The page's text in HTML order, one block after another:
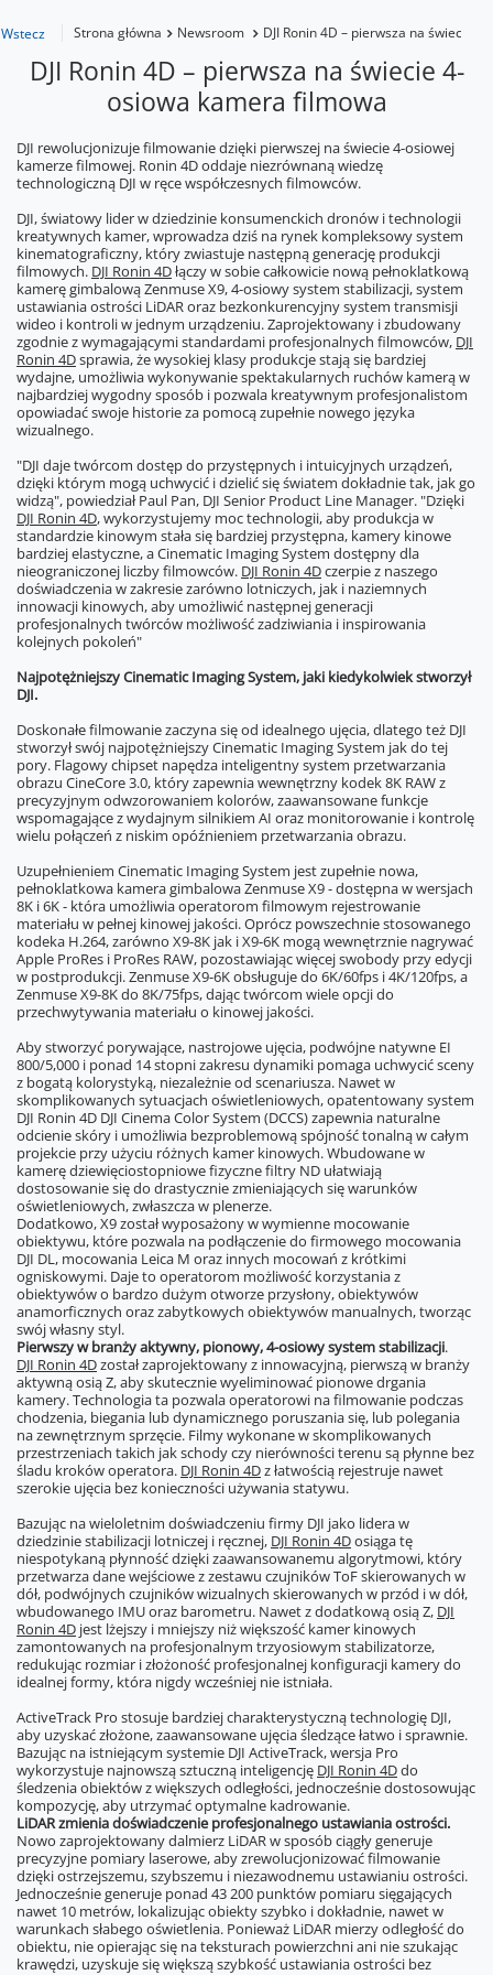
Wstecz Strona główna Newsroom DJI Ronin 4D – pierwsza na świecie
DJI Ronin 4D – pierwsza na świecie 4-
osiowa kamera filmowa
DJI rewolucjonizuje filmowanie dzięki pierwszej na świecie 4-osiowej
kamerze filmowej. Ronin 4D oddaje niezrównaną wiedzę
technologiczną DJI w ręce współczesnych filmowców.
DJI, światowy lider w dziedzinie konsumenckich dronów i technologii
kreatywnych kamer, wprowadza dziś na rynek kompleksowy system
kinematograficzny, który zwiastuje następną generację produkcji
filmowych. DJI Ronin 4Dłączy w sobie całkowicie nową pełnoklatkową
kamerę gimbalową Zenmuse X9, 4-osiowy system stabilizacji, system
ustawiania ostrości LiDAR oraz bezkonkurencyjny system transmisji
wideo i kontroli w jednym urządzeniu. Zaprojektowany i zbudowany
zgodnie z wymagającymi standardami profesjonalnych filmowców, DJI
Ronin 4Dsprawia, że wysokiej klasy produkcje stają się bardziej
wydajne, umożliwia wykonywanie spektakularnych ruchów kamerą w
najbardziej wygodny sposób i pozwala kreatywnym profesjonalistom
opowiadać swoje historie za pomocą zupełnie nowego języka
wizualnego.
"DJI daje twórcom dostęp do przystępnych i intuicyjnych urządzeń,
dzięki którym mogą uchwycić i dzielić się światem dokładnie tak, jak go
widzą", powiedział Paul Pan, DJI Senior Product Line Manager. "Dzięki
DJI Ronin 4D, wykorzystujemy moc technologii, aby produkcja w
standardzie kinowym stała się bardziej przystępna, kamery kinowe
bardziej elastyczne, a Cinematic Imaging System dostępny dla
nieograniczonej liczby filmowców. DJI Ronin 4Dczerpie z naszego
doświadczenia w zakresie zarówno lotniczych, jak i naziemnych
innowacji kinowych, aby umożliwić następnej generacji
profesjonalnych twórców możliwość zadziwiania i inspirowania
kolejnych pokoleń"
NajpotężniejszyCinematic Imaging System, jaki kiedykolwiek stworzył
DJI.
Doskonałe filmowanie zaczyna się od idealnego ujęcia, dlatego też DJI
stworzył swój najpotężniejszy Cinematic Imaging System jak do tej
pory. Flagowy chipset napędza inteligentny system przetwarzania
obrazu CineCore 3.0, który zapewnia wewnętrzny kodek 8K RAW z
precyzyjnym odwzorowaniem kolorów, zaawansowane funkcje
wspomagające z wydajnym silnikiem AI oraz monitorowanie i kontrolę
wielu połączeń z niskim opóźnieniem przetwarzania obrazu.
Uzupełnieniem Cinematic Imaging System jest zupełnie nowa,
pełnoklatkowa kamera gimbalowa Zenmuse X9 - dostępna w wersjach
8K i 6K - która umożliwia operatorom filmowym rejestrowanie
materiału w pełnej kinowej jakości. Oprócz powszechnie stosowanego
kodeka H.264, zarówno X9-8K jak i X9-6K mogą wewnętrznie nagrywać
Apple ProRes i ProRes RAW, pozostawiając więcej swobody przy edycji
w postprodukcji. Zenmuse X9-6K obsługuje do 6K/60fps i 4K/120fps, a
Zenmuse X9-8K do 8K/75fps, dając twórcom wiele opcji do
przechwytywania materiału o kinowej jakości.
Aby stworzyć porywające, nastrojowe ujęcia, podwójne natywne EI
800/5,000 i ponad 14 stopni zakresu dynamiki pomaga uchwycić sceny
z bogatą kolorystyką, niezależnie od scenariusza. Nawet w
skomplikowanych sytuacjach oświetleniowych, opatentowany system
DJI Ronin 4D DJI Cinema Color System (DCCS) zapewnia naturalne
odcienie skóry i umożliwia bezproblemową spójność tonalną w całym
projekcie przy użyciu różnych kamer kinowych. Wbudowane w
kamerę dziewięciostopniowe fizyczne filtry ND ułatwiają
dostosowanie się do drastycznie zmieniających się warunków
oświetleniowych, zwłaszcza w plenerze.
Dodatkowo, X9 został wyposażony w wymienne mocowanie
obiektywu, które pozwala na podłączenie do firmowego mocowania
DJI DL, mocowania Leica M oraz innych mocowań z krótkimi
ogniskowymi. Daje to operatorom możliwość korzystania z
obiektywów o bardzo dużym otworze przysłony, obiektywów
anamorficznych oraz zabytkowych obiektywów manualnych, tworząc
swój własny styl.
Pierwszy w branży aktywny, pionowy, 4-osiowy system stabilizacji.
DJI Ronin 4Dzostał zaprojektowany z innowacyjną, pierwszą w branży
aktywną osią Z, aby skutecznie wyeliminować pionowe drgania
kamery. Technologia ta pozwala operatorowi na filmowanie podczas
chodzenia, biegania lub dynamicznego poruszania się, lub polegania
na zewnętrznym sprzęcie. Filmy wykonane w skomplikowanych
przestrzeniach takich jak schody czy nierówności terenu są płynne bez
śladu kroków operatora. DJI Ronin 4Dz łatwością rejestruje nawet
szerokie ujęcia bez konieczności używania statywu.
Bazując na wieloletnim doświadczeniu firmy DJI jako lidera w
dziedzinie stabilizacji lotniczej i ręcznej, DJI Ronin 4Dosiąga tę
niespotykaną płynność dzięki zaawansowanemu algorytmowi, który
przetwarza dane wejściowe z zestawu czujników ToF skierowanych w
dół, podwójnych czujników wizualnych skierowanych w przód i w dół,
wbudowanego IMU oraz barometru. Nawet z dodatkową osią Z, DJI
Ronin 4D jest lżejszy i mniejszy niż większość kamer kinowych
zamontowanych na profesjonalnym trzyosiowym stabilizatorze,
redukując rozmiar i złożoność profesjonalnej konfiguracji kamery do
idealnej formy, która nigdy wcześniej nie istniała.
ActiveTrack Pro stosuje bardziej charakterystyczną technologię DJI,
aby uzyskać złożone, zaawansowane ujęcia śledzące łatwo i sprawnie.
Bazując na istniejącym systemie DJI ActiveTrack, wersja Pro
wykorzystuje najnowszą sztuczną inteligencję DJI Ronin 4Ddo
śledzenia obiektów z większych odległości, jednocześnie dostosowując
kompozycję, aby utrzymać optymalne kadrowanie.
LiDAR zmienia doświadczenie profesjonalnego ustawiania ostrości.
Nowo zaprojektowany dalmierz LiDAR w sposób ciągły generuje
precyzyjne pomiary laserowe, aby zrewolucjonizować filmowanie
dzięki ostrzejszemu, szybszemu i niezawodnemu ustawianiu ostrości.
Jednocześnie generuje ponad 43 200 punktów pomiaru sięgających
nawet 10 metrów, lokalizując obiekty szybko i dokładnie, nawet w
warunkach słabego oświetlenia. Ponieważ LiDAR mierzy odległość do
obiektu, nie opierając się na teksturach powierzchni ani nie szukając
krawędzi, uzyskuje się większą szybkość ustawiania ostrości bez